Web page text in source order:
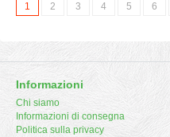
1 2 3 4 5 6
Informazioni
Chi siamo
Informazioni di consegna
Politica sulla privacy